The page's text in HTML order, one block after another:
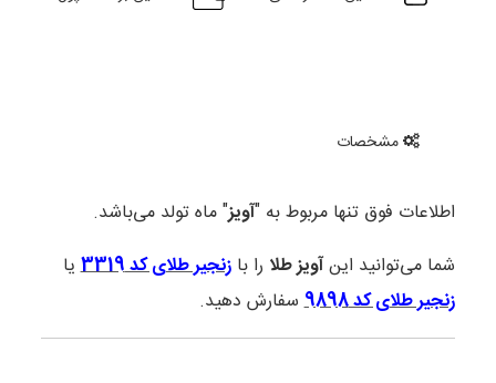
مشخصات
اطلاعات فوق تنها مربوط به "آویز" ماه تولد می‌باشد.
شما می‌توانید اینآویز طلا را بازنجیر طلای کد 3319
یا
زنجیر طلای کد 9898
سفارش دهید.